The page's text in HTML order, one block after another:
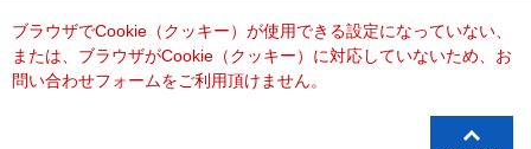
へブラウザでCookie（クッキー）が使用できる設定になっていない、
または、ブラウザがCookie（クッキー）に対応していないため、お
問い合わせフォームをご利用頂けません。